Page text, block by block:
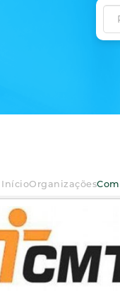
InícioOrganizações